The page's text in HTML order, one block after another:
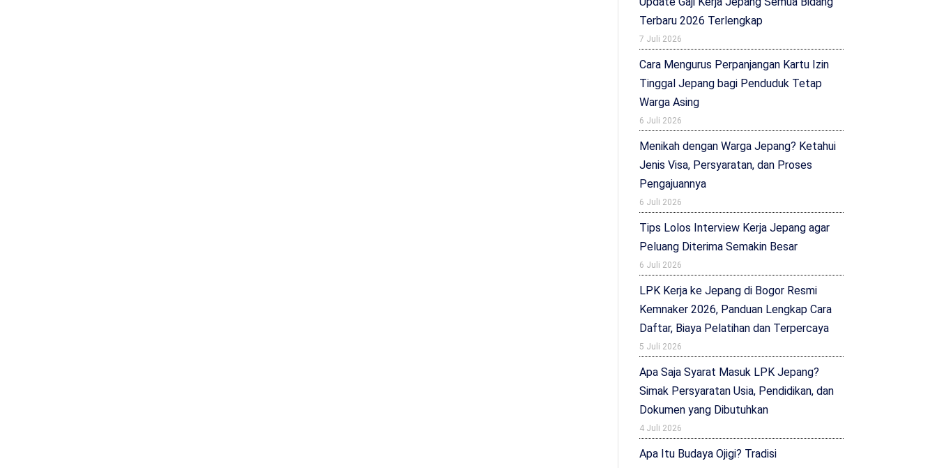
Terbaru 2026 Terlengkap
7 Juli 2026
Cara Mengurus Perpanjangan Kartu Izin
Tinggal Jepang bagi Penduduk Tetap
Warga Asing
6 Juli 2026
Menikah dengan Warga Jepang? Ketahui
Jenis Visa, Persyaratan, dan Proses
Pengajuannya
6 Juli 2026
Tips Lolos Interview Kerja Jepang agar
Peluang Diterima Semakin Besar
6 Juli 2026
LPK Kerja ke Jepang di Bogor Resmi
Kemnaker 2026, Panduan Lengkap Cara
Daftar, Biaya Pelatihan dan Terpercaya
5 Juli 2026
Apa Saja Syarat Masuk LPK Jepang?
Simak Persyaratan Usia, Pendidikan, dan
Dokumen yang Dibutuhkan
4 Juli 2026
Apa Itu Budaya Ojigi? Tradisi